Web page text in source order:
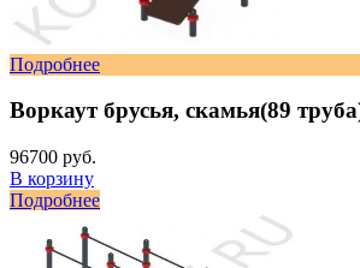
Подробнее
Воркаут брусья, скамья(89
96700 руб.
В корзину
Подробнее